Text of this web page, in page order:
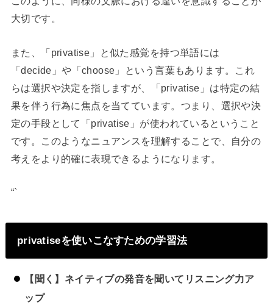
大切です。
また、「privatise」と似た感覚を持つ単語には
「decide」や「choose」という言葉もあります。これ
らは選択や決定を指しますが、「privatise」は特定の結
果を伴う行為に焦点を当てています。つまり、選択や決
定の手段として「privatise」が使われているということ
です。このようなニュアンスを理解することで、自分の
考えをより的確に表現できるようになります。
“`
privatiseを使いこなすための学習法
【聞く】ネイティブの発音を聞いてリスニング力ア
ップ